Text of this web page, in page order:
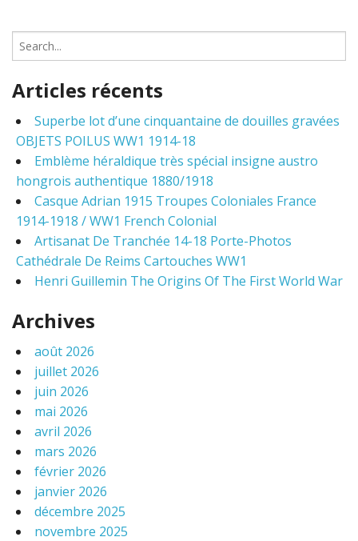
e
r
h
o
Articles récents
Superbe lot d’une cinquantaine de douilles gravées
OBJETS POILUS WW1 1914-18
Emblème héraldique très spécial insigne austro
hongrois authentique 1880/1918
Casque Adrian 1915 Troupes Coloniales France
1914-1918 / WW1 French Colonial
Artisanat De Tranchée 14-18 Porte-Photos
Cathédrale De Reims Cartouches WW1
Henri Guillemin The Origins Of The First World War
Archives
août 2026
juillet 2026
juin 2026
mai 2026
avril 2026
mars 2026
février 2026
janvier 2026
décembre 2025
novembre 2025